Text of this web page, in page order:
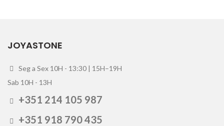
JOYASTONE
Seg a Sex 10H - 13:30 | 15H–19H
Sab 10H - 13H
+351 214 105 987
+351 918 790 435